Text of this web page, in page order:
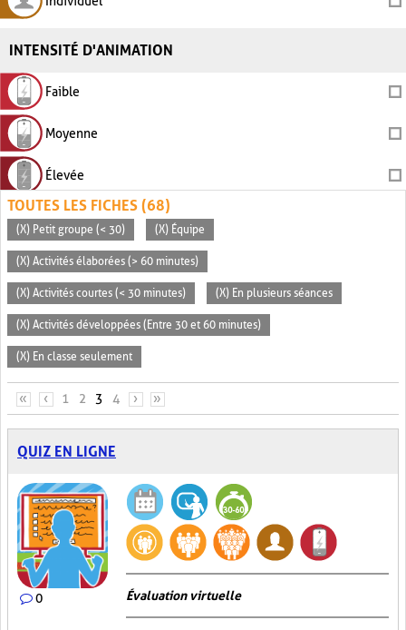
INTENSITÉ D'ANIMATION
Faible
Moyenne
Élevée
TOUTES LES FICHES (68)
(X) Petit groupe (< 30) (X) Équipe
(X) Activités élaborées (> 60 minutes)
(X) Activités courtes (< 30 minutes) (X) En plusieurs séances
(X) Activités développées (Entre 30 et 60 minutes)
(X) En classe seulement
PAGES
« ‹ 1 2 3 4 › »
QUIZ EN LIGNE
0 Évaluation virtuelle